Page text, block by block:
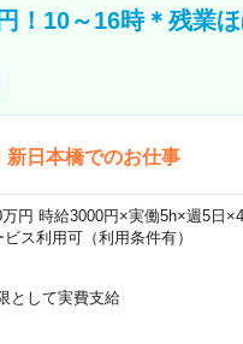
！10～16時＊残業
新日本橋でのお仕事
円 時給3000円×実働5h×週5日
ス利用可（利用条件有）
として実費支給